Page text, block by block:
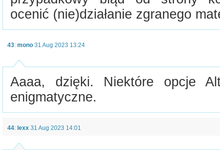
ocenić (nie)działanie zgranego
43: mono 31 Aug 2023 13:24
Aaaa, dzięki. Niektóre opcje
enigmatyczne.
44: lexx 31 Aug 2023 14:01